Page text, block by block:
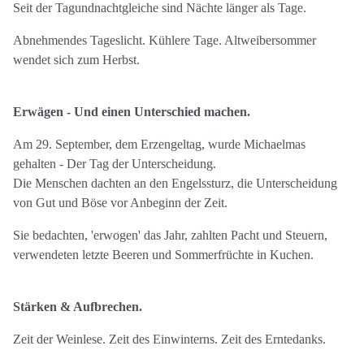
Seit der Tagundnachtgleiche sind Nächte länger als Tage.
Abnehmendes Tageslicht. Kühlere Tage. Altweibersommer
wendet sich zum Herbst.
Erwägen - Und einen Unterschied machen.
Am 29. September, dem Erzengeltag, wurde Michaelmas
gehalten - Der Tag der Unterscheidung.
Die Menschen dachten an den Engelssturz, die Unterscheidung
von Gut und Böse vor Anbeginn der Zeit.
Sie bedachten, 'erwogen' das Jahr, zahlten Pacht und Steuern,
verwendeten letzte Beeren und Sommerfrüchte in Kuchen.
Stärken & Aufbrechen.
Zeit der Weinlese. Zeit des Einwinterns. Zeit des Erntedanks.